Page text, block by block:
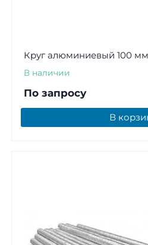
Круг алюминиевый 100 мм
В наличии
По запросу
В